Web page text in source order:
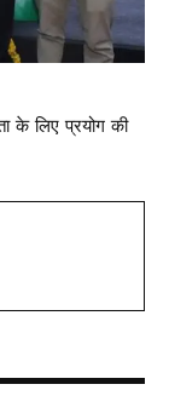
के लिए प्रयोग की